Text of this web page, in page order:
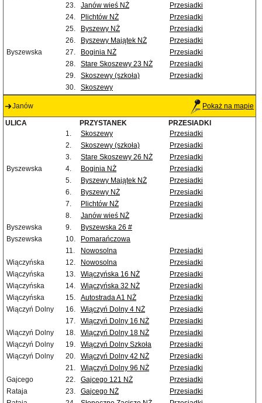
23.
Janów wieś NŻ
Przesiadki
24.
Plichtów NŻ
Przesiadki
25.
Byszewy NŻ
Przesiadki
26.
Byszewy Majątek NŻ
Przesiadki
Byszewska
27. Boginia NŻ
Przesiadki
28.
Stare Skoszewy 23 NŻ
Przesiadki
29.
Skoszewy (szkoła)
Przesiadki
30.
Skoszewy
Janów Pokaż na mapie
ULICA PRZYSTANEK
PRZESIADKI
1.
Skoszewy
Przesiadki
2.
Skoszewy (szkoła)
Przesiadki
3.
Stare Skoszewy 26 NŻ
Przesiadki
Byszewska
4. Boginia NŻ
Przesiadki
5.
Byszewy Majątek NŻ
Przesiadki
6.
Byszewy NŻ
Przesiadki
7.
Plichtów NŻ
Przesiadki
8.
Janów wieś NŻ
Przesiadki
Byszewska
9.
Byszewska 26 #
Byszewska
10.
Pomarańczowa
11.
Nowosolna
Przesiadki
Wiączyńska
12. Nowosolna
Przesiadki
Wiączyńska
13. Wiączyńska 16 NŻ
Przesiadki
Wiączyńska
14. Wiączyńska 32 NŻ
Przesiadki
Wiączyńska
15. Autostrada A1 NŻ
Przesiadki
Wiączyń Dolny
16. Wiączyń Dolny 4 NŻ
Przesiadki
17.
Wiączyń Dolny 16 NŻ
Przesiadki
Wiączyń Dolny
18. Wiączyń Dolny 18 NŻ
Przesiadki
Wiączyń Dolny
19. Wiączyń Dolny Szkoła
Przesiadki
Wiączyń Dolny
20. Wiączyń Dolny 42 NŻ
Przesiadki
21.
Wiączyń Dolny 96 NŻ
Przesiadki
Gajcego
22. Gajcego 121 NŻ
Przesiadki
Rataja
23. Gajcego NŻ
Przesiadki